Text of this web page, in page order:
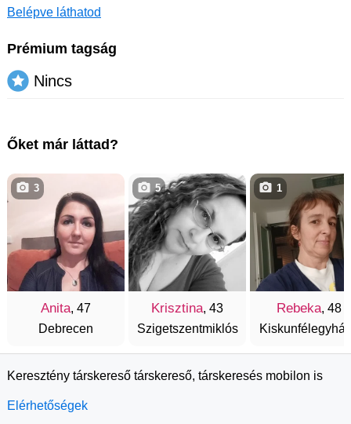
Belépve láthatod
Prémium tagság
Nincs
Őket már láttad?
Anita, 47
Debrecen
3
Krisztina, 43
Szigetszentmiklós
5
Rebeka, 48
1
Keresztény társkereső társkereső, társkeresés mobilon is
Elérhetőségek